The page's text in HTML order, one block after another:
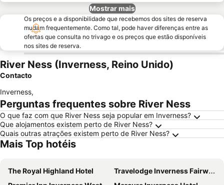
Mostrar mais
Os preços e a disponibilidade que recebemos dos sites de reserva
mudam frequentemente. Como tal, pode haver diferenças entre as
ofertas que consulta no trivago e os preços que estão disponíveis
nos sites de reserva.
River Ness (Inverness, Reino Unido)
Contacto
Inverness,
Perguntas frequentes sobre River Ness
O que faz com que River Ness seja popular em Inverness?
Que alojamentos existem perto de River Ness?
Quais outras atrações existem perto de River Ness?
Mais Top hotéis
The Royal Highland Hotel
Travelodge Inverness Fairways